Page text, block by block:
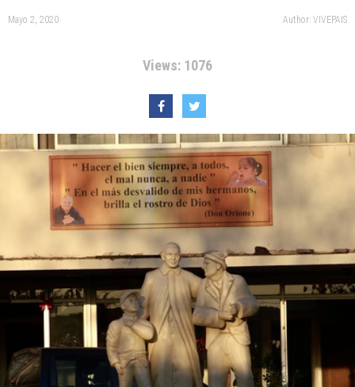
Mayo 2, 2020 Author: VIVEPAIS
Views: 1076